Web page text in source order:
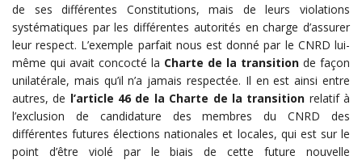
de ses différentes Constitutions, mais de leurs violations
systématiques par les différentes autorités en charge d’assurer
leur respect. L’exemple parfait nous est donné par le CNRD lui-
même qui avait concocté la Charte de la transition de façon
unilatérale, mais qu’il n’a jamais respectée. Il en est ainsi entre
autres, de l’article 46 de la Charte de la transition relatif à
l’exclusion de candidature des membres du CNRD des
différentes futures élections nationales et locales, qui est sur le
point d’être violé par le biais de cette future nouvelle